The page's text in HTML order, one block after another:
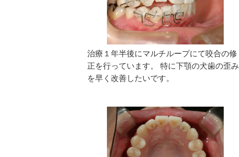
治療１年半後にマルチループにて咬合の修
正を行っています。 特に下顎の犬歯の歪み
を早く改善したいです。